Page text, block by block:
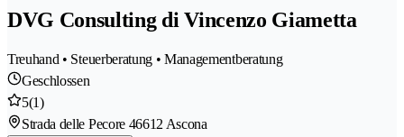
DVG Consulting di Vincenzo Giametta
Treuhand • Steuerberatung • Managementberatung
Geschlossen
5(1)
Strada delle Pecore 46612 Ascona